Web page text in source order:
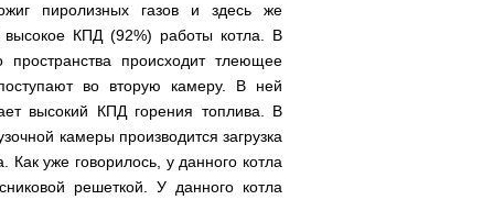
пиролизных газов и здесь же
высокое КПД (92%) работы котла. В
пространства происходит тлеющее
во вторую камеру. В ней
высокий КПД горения топлива. В
камеры производится загрузка
Как уже говорилось, у данного котла
решеткой. У данного котла